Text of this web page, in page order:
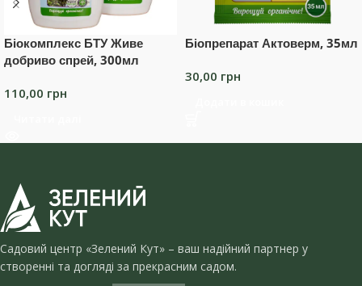
Біокомплекс БТУ Живе
добриво спрей, 300мл
110,00 грн
Біопрепарат Актоверм, 35мл
30,00 грн
Садовий центр «Зелений Кут» – ваш надійний партнер у
створенні та догляді за прекрасним садом.